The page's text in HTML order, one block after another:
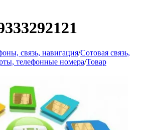
связь, навигация/Сотовая связь,
телефонные номера/Товар